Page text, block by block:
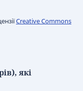
Creative Commons
які